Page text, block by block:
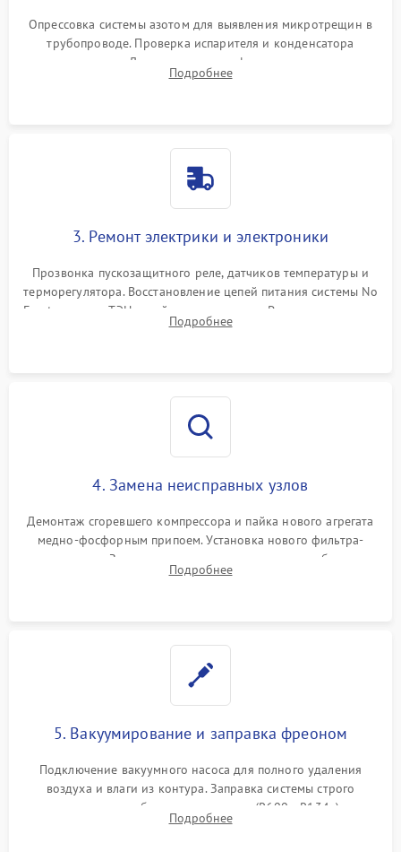
Опрессовка системы азотом для выявления микротрещин в
трубопроводе. Проверка испарителя и конденсатора
течеискателем. Демонтаж старого фильтра-осушителя и
продувка капиллярной трубки для устранения засоров.
Подробнее
3. Ремонт электрики и электроники
Прозвонка пускозащитного реле, датчиков температуры и
терморегулятора. Восстановление цепей питания системы No
Frost, включая ТЭН оттайки и вентилятор. Ремонт или замена
платы управления при сбоях алгоритмов.
Подробнее
4. Замена неисправных узлов
Демонтаж сгоревшего компрессора и пайка нового агрегата
медно-фосфорным припоем. Установка нового фильтра-
осушителя. Замена изношенных вентиляторов обдува,
сломанных заслонок или поврежденных дверных петель.
Подробнее
5. Вакуумирование и заправка фреоном
Подключение вакуумного насоса для полного удаления
воздуха и влаги из контура. Заправка системы строго
дозированным объемом хладагента (R600a, R134a) по
электронным весам. Контроль рабочего давления в системе.
Подробнее